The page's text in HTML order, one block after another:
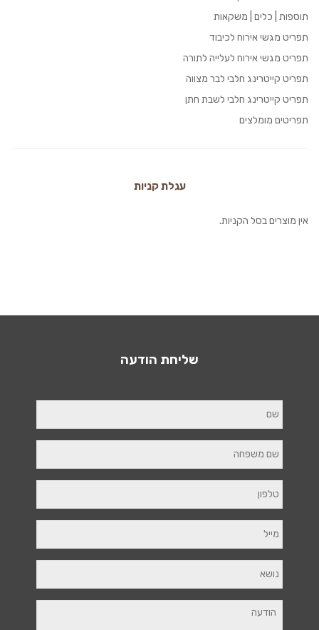
תוספות | כלים | משקאות
תפריט מגשי אירוח לכיבוד
תפריט מגשי אירוח לעלייה לתורה
תפריט קייטרינג חלבי לבר מצווה
תפריט קייטרינג חלבי לשבת חתן
תפריטים מומלצים
עגלת קניות
אין מוצרים בסל הקניות.
שליחת הודעה